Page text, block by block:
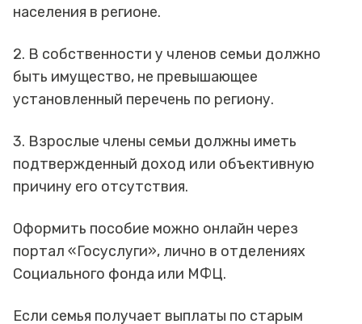
населения в регионе.
2. В собственности у членов семьи должно
быть имущество, не превышающее
установленный перечень по региону.
3. Взрослые члены семьи должны иметь
подтвержденный доход или объективную
причину его отсутствия.
Оформить пособие можно онлайн через
портал «Госуслуги», лично в отделениях
Социального фонда или МФЦ.
Если семья получает выплаты по старым